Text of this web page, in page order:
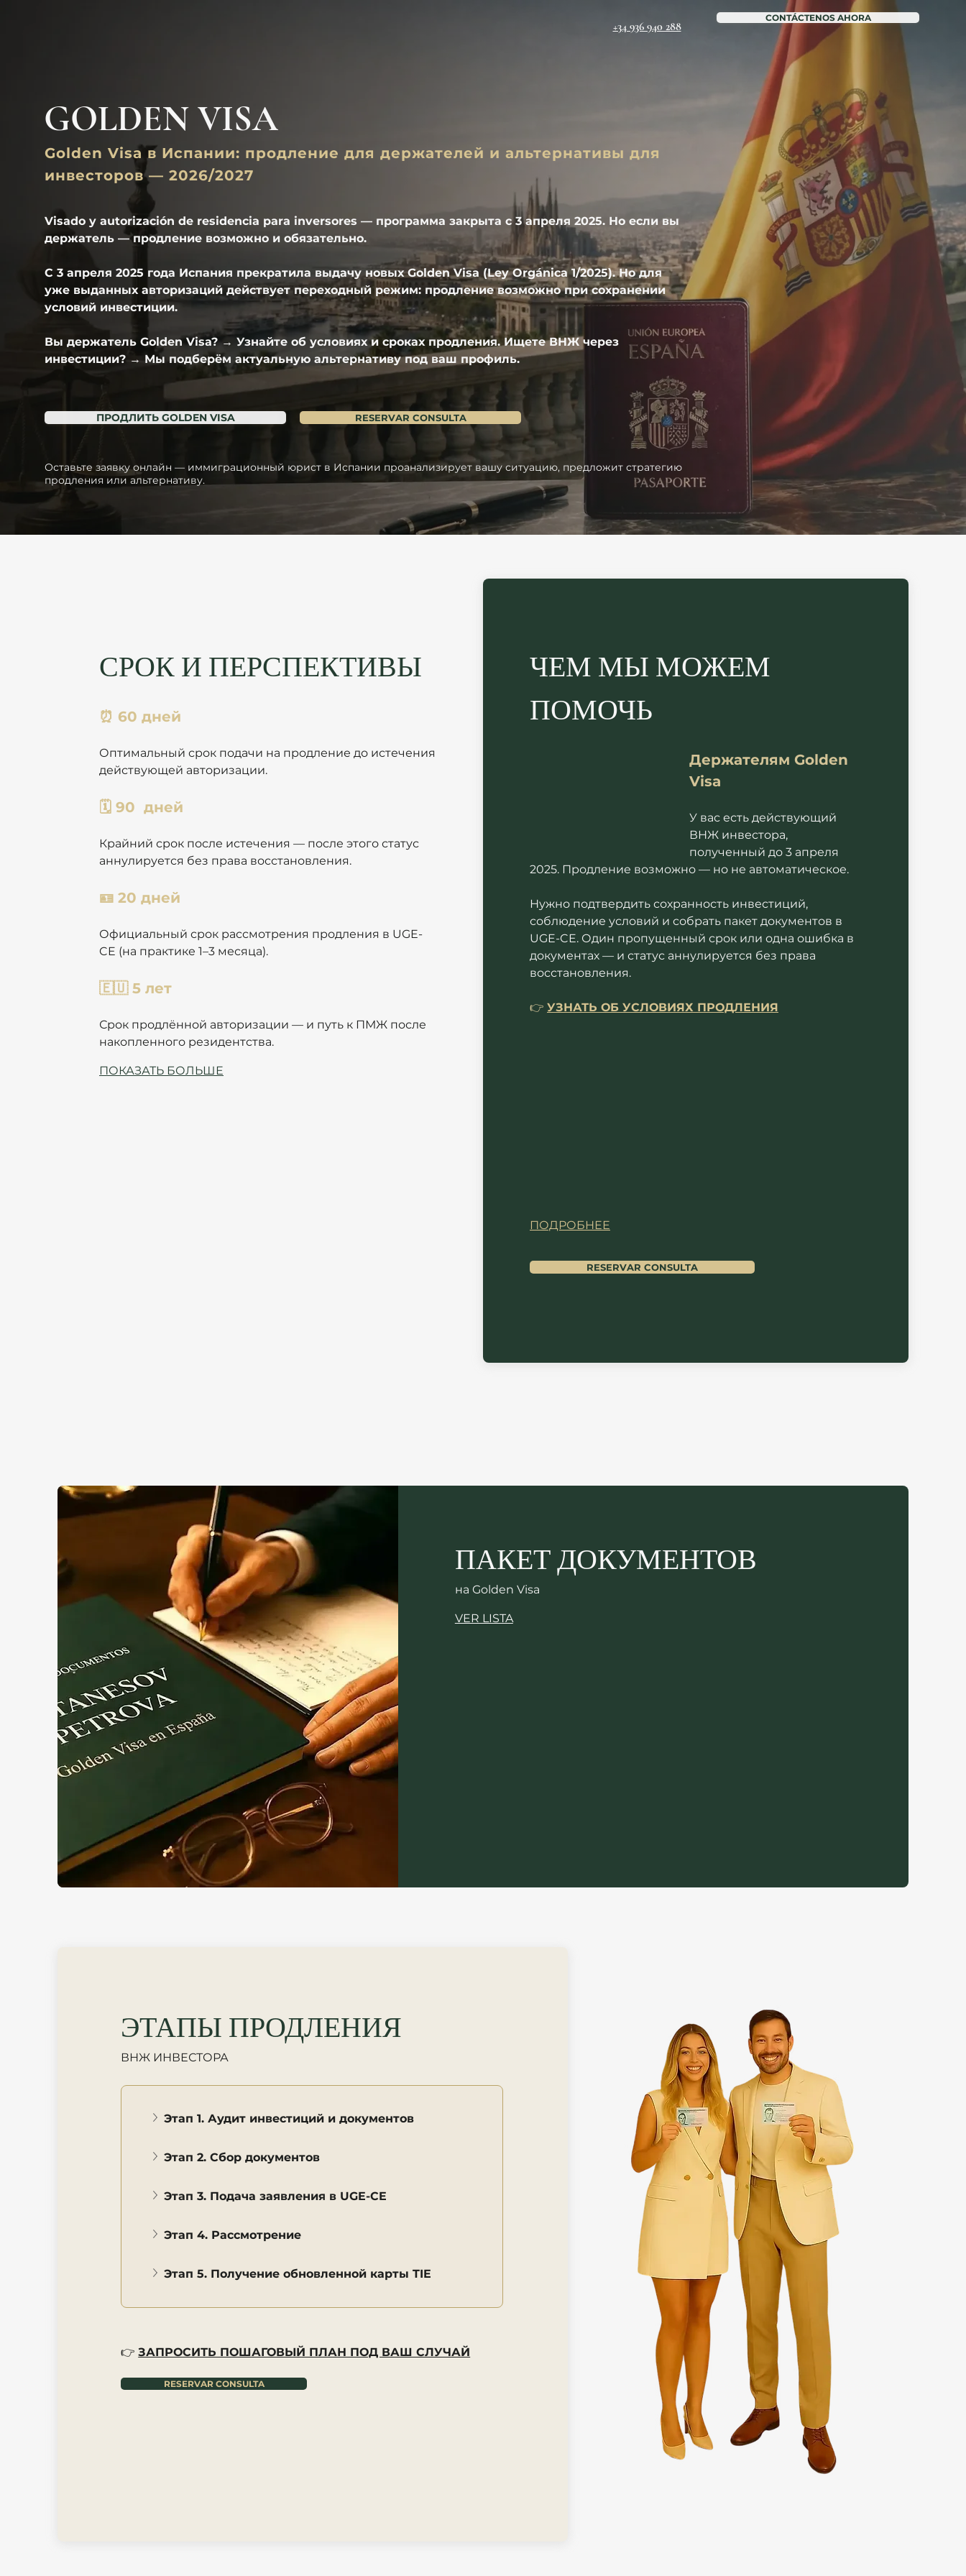
+34 936 940 288
CONTÁCTENOS AHORA
GOLDEN VISA
Golden Visa в Испании: продление для держателей и альтернативы для
инвесторов — 2026/2027
Visado y autorización de residencia para inversores — программа закрыта с 3 апреля 2025. Но если вы
держатель — продление возможно и обязательно.
С 3 апреля 2025 года Испания прекратила выдачу новых Golden Visa (Ley Orgánica 1/2025). Но для
уже выданных авторизаций действует переходный режим: продление возможно при сохранении
условий инвестиции.
Вы держатель Golden Visa? → Узнайте об условиях и сроках продления. Ищете ВНЖ через
инвестиции? → Мы подберём актуальную альтернативу под ваш профиль.
ПРОДЛИТЬ GOLDEN VISA RESERVAR CONSULTA
Оставьте заявку онлайн — иммиграционный юрист в Испании проанализирует вашу ситуацию, предложит стратегию
продления или альтернативу.
СРОК И ПЕРСПЕКТИВЫ
⏰ 60 дней
Оптимальный срок подачи на продление до истечения
действующей авторизации.
🗓️ 90  дней
Крайний срок после истечения — после этого статус
аннулируется без права восстановления.
🪪 20 дней
Официальный срок рассмотрения продления в UGE-
CE (на практике 1–3 месяца).
🇪🇺 5 лет
Срок продлённой авторизации — и путь к ПМЖ после
накопленного резидентства.
ПОКАЗАТЬ БОЛЬШЕ
ЧЕМ МЫ МОЖЕМ
ПОМОЧЬ
Держателям Golden
Visa
У вас есть действующий
ВНЖ инвестора,
полученный до 3 апреля
2025. Продление возможно — но не автоматическое.
Нужно подтвердить сохранность инвестиций,
соблюдение условий и собрать пакет документов в
UGE-CE. Один пропущенный срок или одна ошибка в
документах — и статус аннулируется без права
восстановления.
👉 УЗНАТЬ ОБ УСЛОВИЯХ ПРОДЛЕНИЯ
ПОДРОБНЕЕ
RESERVAR CONSULTA
ПАКЕТ ДОКУМЕНТОВ
на Golden Visa
VER LISTA
ЭТАПЫ ПРОДЛЕНИЯ
ВНЖ ИНВЕСТОРА
Этап 1. Аудит инвестиций и документов
Этап 2. Сбор документов
Этап 3. Подача заявления в UGE-CE
Этап 4. Рассмотрение
Этап 5. Получение обновленной карты TIE
👉 ЗАПРОСИТЬ ПОШАГОВЫЙ ПЛАН ПОД ВАШ СЛУЧАЙ
RESERVAR CONSULTA